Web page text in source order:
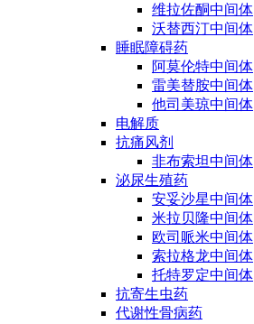
维拉佐酮中间体
沃替西汀中间体
睡眠障碍药
阿莫伦特中间体
雷美替胺中间体
他司美琼中间体
电解质
抗痛风剂
非布索坦中间体
泌尿生殖药
安妥沙星中间体
米拉贝隆中间体
欧司哌米中间体
索拉格龙中间体
托特罗定中间体
抗寄生虫药
代谢性骨病药